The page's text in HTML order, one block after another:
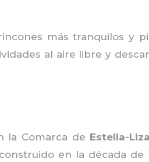
más tranquilos y
al aire libre y
la Comarca de Estella-
en la década de